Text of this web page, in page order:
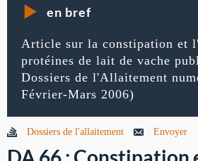
en bref
Article sur la constipation et
protéines de lait de vache
Dossiers de l'Allaitement
Février-Mars 2006)
Dossiers de l'allaitement Envoyer